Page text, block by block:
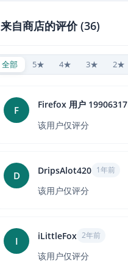
来自商店的评价 (36)
全部 5★ 4★ 3★ 2★
F Firefox 用户 19906317
该用户仅评分
D DripsAlot420 1年前
该用户仅评分
I iLittleFox 2年前
该用户仅评分